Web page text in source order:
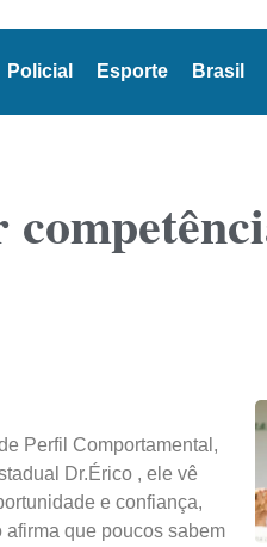
Policial Esporte Brasil
Perfil Comportamental,
Dr.Érico , ele vê
e confiança,
que poucos sabem